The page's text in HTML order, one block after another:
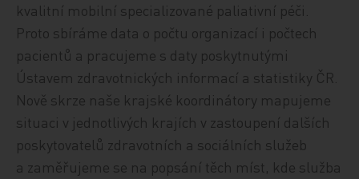
kvalitní mobilní specializované paliativní péči.
Proto sbíráme data o počtu organizací i počtech
pacientů a pracujeme s daty poskytnutými
Ústavem zdravotnických informací a statistiky ČR.
Nově skrze naše krajské koordinátory mapujeme
situaci v jednotlivých krajích v zastoupení dalších
poskytovatelů zdravotních a sociálních služeb
a zaměřujeme se na popsání těch míst, kde služba